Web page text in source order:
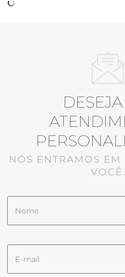
NÓS ENTRAMOS EM
VOCÊ.
Please
leave
this
empty.